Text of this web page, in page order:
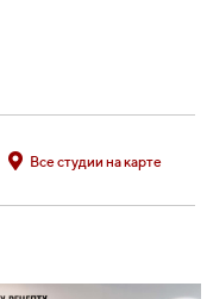
Все студии на карте